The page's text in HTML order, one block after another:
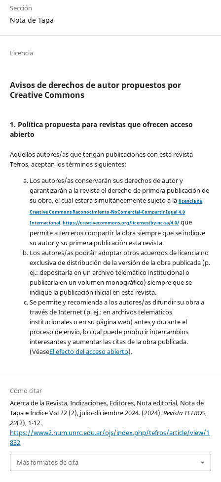
Sección
Nota de Tapa
Licencia
Avisos de derechos de autor propuestos por
Creative Commons
1. Política propuesta para revistas que ofrecen acceso
abierto
Aquellos autores/as que tengan publicaciones con esta revista
Tefros, aceptan los términos siguientes:
Los autores/as conservarán sus derechos de autor y
garantizarán a la revista el derecho de primera publicación de
su obra, el cuál estará simultáneamente sujeto a la licencia de
Creative Commons Reconocimiento-NoComercial-Compartir Igual 4.0
Internacional. https://creativecommons.org/licenses/by-nc-sa/4.0/que
permite a terceros compartir la obra siempre que se indique
su autor y su primera publicación esta revista.
Los autores/as podrán adoptar otros acuerdos de licencia no
exclusiva de distribución de la versión de la obra publicada (p.
ej.: depositarla en un archivo telemático institucional o
publicarla en un volumen monográfico) siempre que se
indique la publicación inicial en esta revista.
Se permite y recomienda a los autores/as difundir su obra a
través de Internet (p. ej.: en archivos telemáticos
institucionales o en su página web) antes y durante el
proceso de envío, lo cual puede producir intercambios
interesantes y aumentar las citas de la obra publicada.
(VéaseEl efecto del acceso abierto).
Cómo citar
Acerca de la Revista, Indizaciones, Editores, Nota editorial, Nota de
Tapa e Índice Vol 22 (2), julio-diciembre 2024. (2024).Revista TEFROS,
22(2), 1-12.
https://www2.hum.unrc.edu.ar/ojs/index.php/tefros/article/view/1
832
Más formatos de cita